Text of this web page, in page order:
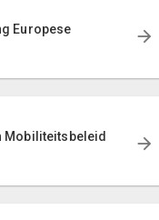
Europese
Mobiliteitsbeleid